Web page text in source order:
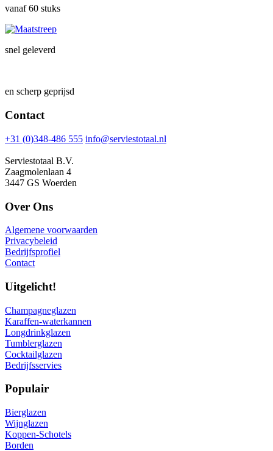
vanaf 60 stuks
snel geleverd
en scherp geprijsd
Contact
+31 (0)348-486 555 info@serviestotaal.nl
Serviestotaal B.V.
Zaagmolenlaan 4
3447 GS Woerden
Over Ons
Algemene voorwaarden
Privacybeleid
Bedrijfsprofiel
Contact
Uitgelicht!
Champagneglazen
Karaffen-waterkannen
Longdrinkglazen
Tumblerglazen
Cocktailglazen
Bedrijfsservies
Populair
Bierglazen
Wijnglazen
Koppen-Schotels
Borden